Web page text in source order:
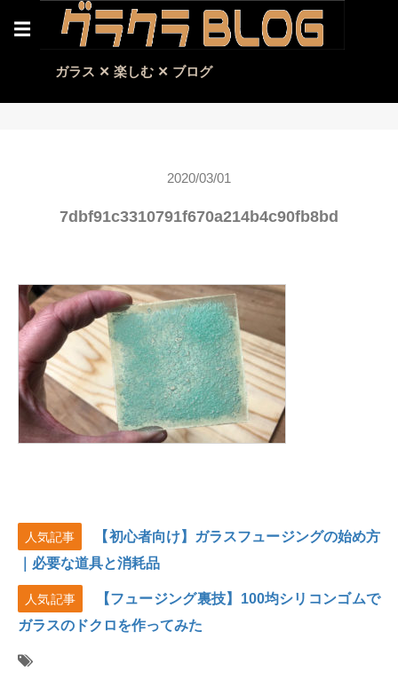
☰
ガラス ✕ 楽しむ ✕ ブログ
2020/03/01
7dbf91c3310791f670a214b4c90fb8bd
人気記事
【初心者向け】ガラスフュージングの始め方
｜必要な道具と消耗品
人気記事
【フュージング裏技】100均シリコンゴムで
ガラスのドクロを作ってみた